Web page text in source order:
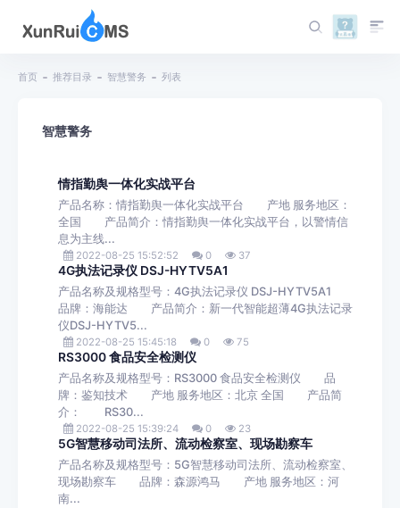
首页 推荐目录 智慧警务 列表
智慧警务
情指勤舆一体化实战平台
产品名称：情指勤舆一体化实战平台 产地 服务地区：
全国 产品简介：情指勤舆一体化实战平台，以警情信
息为主线...
2022-08-25 15:52:52 0 37
4G执法记录仪 DSJ-HYTV5A1
产品名称及规格型号：4G执法记录仪 DSJ-HYTV5A1
品牌：海能达 产品简介：新一代智能超薄4G执法记录
仪DSJ-HYTV5...
2022-08-25 15:45:18 0 75
RS3000 食品安全检测仪
产品名称及规格型号：RS3000 食品安全检测仪 品
牌：鉴知技术 产地 服务地区：北京 全国 产品简
介： RS30...
2022-08-25 15:39:24 0 23
5G智慧移动司法所、流动检察室、现场勘察车
产品名称及规格型号：5G智慧移动司法所、流动检察室、
现场勘察车 品牌：森源鸿马 产地 服务地区：河
南...